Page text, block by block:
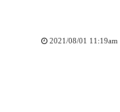
2021/08/01 11:19am